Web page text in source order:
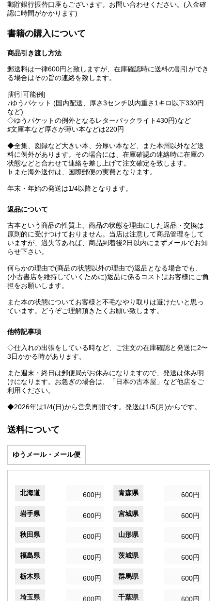
郵貯銀行振替口座もございます。お問い合わせください。(入金確
認に時間がかかります)
書籍の購入について
商品引き渡し方法
郵送料は一律600円と致しますが、在庫確認時に送料の割引ができ
る場合はその旨の連絡を致します。
[割引可能例]
♪ゆうパケット (国内配送、厚さ3センチ以内重さ1キロ以下330円
など)
◇ゆうパケットの例外となるレターパックライト430円)など
♯文庫本など厚さが薄い本などは220円
◆全集、図録など大きい本、分厚い本など、また本州以外など送
料に例外があります。その場合には、在庫確認の連絡時に在庫の
状態などと合わせて連絡を差し上げて注文確定を致します。
♭また海外送付は、国際郵便の実費となります。
年末・年始の発送は1/4以降となります。
返品について
古本という商品の性質上、商品の状態を理由にした返品・交換は
原則的に受けつけておりません。当店は注意して商品管理をして
いますが、過失等あれば、商品到着後2日以内にまずメールでお知
らせ下さい。
何らかの理由で(商品の状態以外の理由で)返品となる場合でも、
(小古書店を維持していくために)返品に係るコストはお客様にご負
担をお願いします。
また本の状態についてお客様と不毛なやり取りは避けたいと思っ
ています。どうぞご理解頂きたくお願い致します。
他特記事項
◇仕入れの出張をしている時など、ご注文の在庫確認と発送に2〜
3日かかる時があります。
また週末・終日は郵便局がお休みになりますので、発送は休み明
けになります。お急ぎの場合は、「日本の古本屋」など他店をご
利用ください。
◆2026年は1/4(日)から営業再開です。発送は1/5(月)からです。
送料について
ゆうメール・メール便
北海道 600円 青森県 600円
岩手県 600円 宮城県 600円
秋田県 600円 山形県 600円
福島県 600円 茨城県 600円
栃木県 600円 群馬県 600円
埼玉県 600円 千葉県 600円